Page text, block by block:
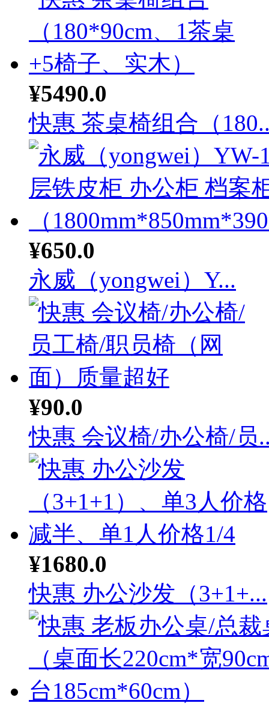
¥5490.0
快惠 茶桌椅组合（
¥650.0
永威（yongwei）Y...
¥90.0
快惠 会议椅/办公椅/员
¥1680.0
快惠 办公沙发（3+1+...